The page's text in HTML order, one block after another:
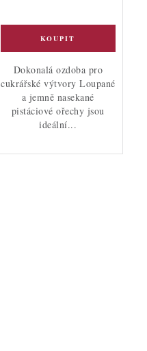
Dokonalá ozdoba pro
cukrářské výtvory Loupané
a jemně nasekané
pistáciové ořechy jsou
ideální...